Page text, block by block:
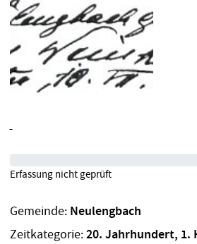
Gemeinde: Neulengbach
Zeitkategorie:20. Jahrhundert, 1.
Erfassung nicht geprüft